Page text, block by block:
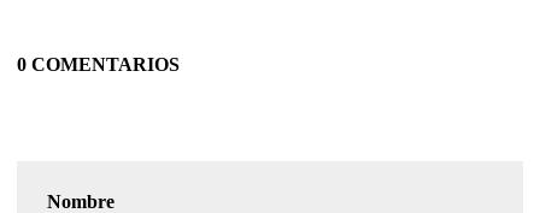
0 COMENTARIOS
Nombre